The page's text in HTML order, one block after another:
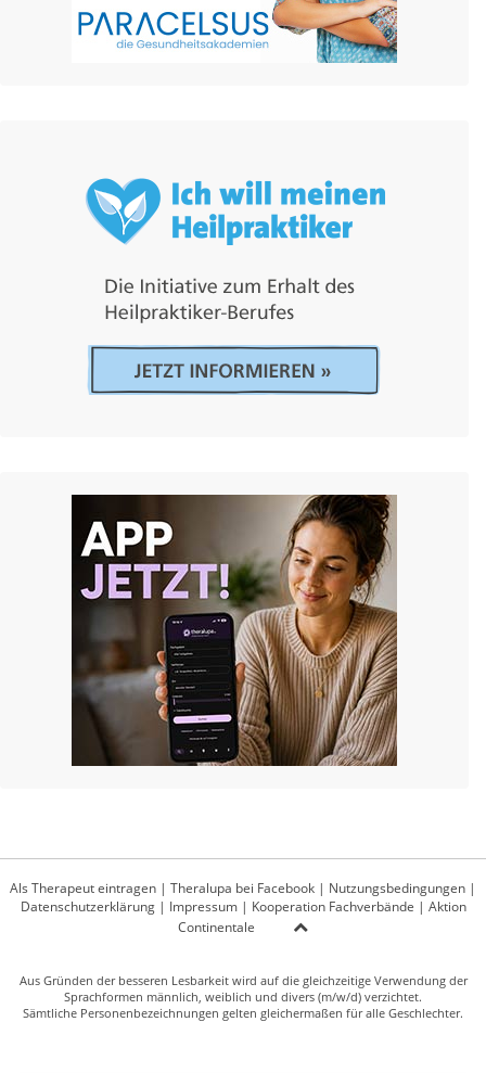
Als Therapeut eintragen | Theralupa bei Facebook | Nutzungsbedingungen |
Datenschutzerklärung| Impressum| Kooperation Fachverbände | Aktion
Continentale
Aus Gründen der besseren Lesbarkeit wird auf die gleichzeitige Verwendung der
Sprachformen männlich, weiblich und divers (m/w/d) verzichtet.
Sämtliche Personenbezeichnungen gelten gleichermaßen für alle Geschlechter.